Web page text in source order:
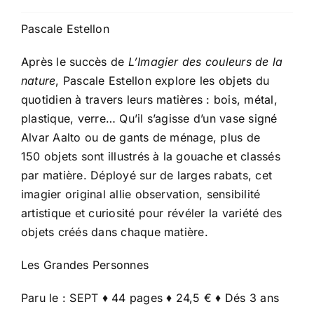
Pascale Estellon
Après le succès de L’Imagier des couleurs de la
nature, Pascale Estellon explore les objets du
quotidien à travers leurs matières : bois, métal,
plastique, verre… Qu’il s’agisse d’un vase signé
Alvar Aalto ou de gants de ménage, plus de
150 objets sont illustrés à la gouache et classés
par matière. Déployé sur de larges rabats, cet
imagier original allie observation, sensibilité
artistique et curiosité pour révéler la variété des
objets créés dans chaque matière.
Les Grandes Personnes
Paru le : SEPT ♦ 44 pages ♦ 24,5 € ♦ Dés 3 ans